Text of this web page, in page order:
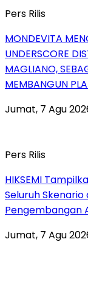
Pers Rilis
MONDEVITA
UNDERSCORE
MAGLIANO,
MEMBANGUN
Jumat, 7 Agu
Pers Rilis
HIKSEMI
Seluruh Skenario
Pengembangan
Jumat, 7 Agu